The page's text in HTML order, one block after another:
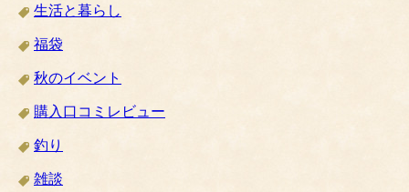
生活と暮らし
福袋
秋のイベント
購入口コミレビュー
釣り
雑談